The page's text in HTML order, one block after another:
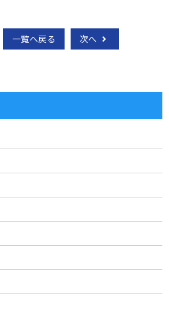
一覧へ戻る 次へ